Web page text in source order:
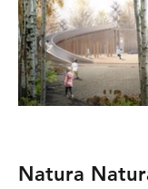
Natura